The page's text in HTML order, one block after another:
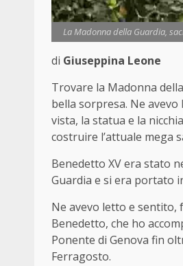
La Madonna della Guardia,
di Giuseppina Leone
Trovare la Madonna
bella sorpresa. Ne
vista, la statua e la
costruire l’attuale mega
Benedetto XV era stato
Guardia e si era portato
Ne avevo letto e sentito,
Benedetto, che ho
Ponente di Genova fin
Ferragosto.